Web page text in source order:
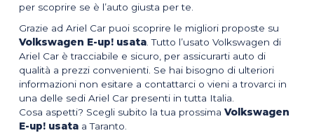
per scoprire se è l’auto giusta per te.
Grazie ad Ariel Car puoi scoprire le migliori proposte su
Volkswagen E-up! usata . Tutto l’usato Volkswagen di
Ariel Car è tracciabile e sicuro, per assicurarti auto di
qualità a prezzi convenienti. Se hai bisogno di ulteriori
informazioni non esitare a contattarci o vieni a trovarci in
una delle sedi Ariel Car presenti in tutta Italia.
Cosa aspetti? Scegli subito la tua prossimaVolkswagen
E-up! usata a Taranto.